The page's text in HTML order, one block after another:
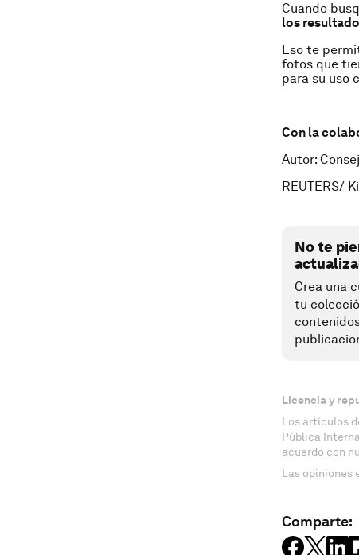
Cuando
los
Eso te
fotos que
para su uso
Con la
Autor:
REUTERS/
No te
Crea una
tu
Licencia y
Los artículos
Pública
acuerdo con
Las opiniones
Comparte: